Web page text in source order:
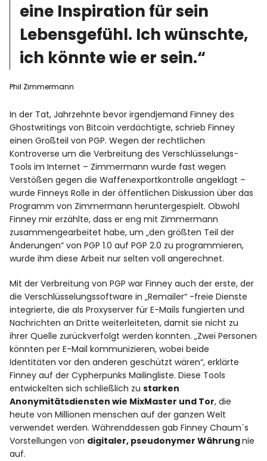
eine Inspiration für sein
Lebensgefühl. Ich wünschte,
ich könnte wie er sein.“
Phil Zimmermann
In der Tat, Jahrzehnte bevor irgendjemand Finney des
Ghostwritings von Bitcoin verdächtigte, schrieb Finney
einen Großteil von PGP. Wegen der rechtlichen
Kontroverse um die Verbreitung des Verschlüsselungs-
Tools im Internet – Zimmermann wurde fast wegen
Verstößen gegen die Waffenexportkontrolle angeklagt –
wurde Finneys Rolle in der öffentlichen Diskussion über das
Programm von Zimmermann heruntergespielt. Obwohl
Finney mir erzählte, dass er eng mit Zimmermann
zusammengearbeitet habe, um „den größten Teil der
Änderungen“ von PGP 1.0 auf PGP 2.0 zu programmieren,
wurde ihm diese Arbeit nur selten voll angerechnet.
Mit der Verbreitung von PGP war Finney auch der erste, der
die Verschlüsselungssoftware in „Remailer“ -freie Dienste
integrierte, die als Proxyserver für E-Mails fungierten und
Nachrichten an Dritte weiterleiteten, damit sie nicht zu
ihrer Quelle zurückverfolgt werden konnten. „Zwei Personen
könnten per E-Mail kommunizieren, wobei beide
Identitäten vor den anderen geschützt wären“, erklärte
Finney auf der Cypherpunks Mailingliste. Diese Tools
entwickelten sich schließlich zustarken
Anonymitätsdiensten wie MixMaster und Tor, die
heute von Millionen menschen auf der ganzen Welt
verwendet werden. Währenddessen gab Finney Chaum´s
Vorstellungen von digitaler, pseudonymer Währungnie
auf.